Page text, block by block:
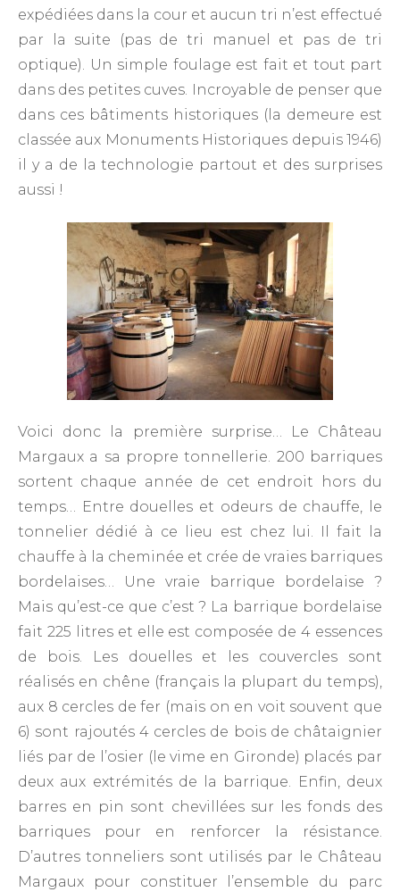
expédiées dans la cour et aucun tri n’est effectué
par la suite (pas de tri manuel et pas de tri
optique). Un simple foulage est fait et tout part
dans des petites cuves. Incroyable de penser que
dans ces bâtiments historiques (la demeure est
classée aux Monuments Historiques depuis 1946)
il y a de la technologie partout et des surprises
aussi !
Voici donc la première surprise… Le Château
Margaux a sa propre tonnellerie. 200 barriques
sortent chaque année de cet endroit hors du
temps… Entre douelles et odeurs de chauffe, le
tonnelier dédié à ce lieu est chez lui. Il fait la
chauffe à la cheminée et crée de vraies barriques
bordelaises… Une vraie barrique bordelaise ?
Mais qu’est-ce que c’est ? La barrique bordelaise
fait 225 litres et elle est composée de 4 essences
de bois. Les douelles et les couvercles sont
réalisés en chêne (français la plupart du temps),
aux 8 cercles de fer (mais on en voit souvent que
6) sont rajoutés 4 cercles de bois de châtaignier
liés par de l’osier (le vime en Gironde) placés par
deux aux extrémités de la barrique. Enfin, deux
barres en pin sont chevillées sur les fonds des
barriques pour en renforcer la résistance.
D’autres tonneliers sont utilisés par le Château
Margaux pour constituer l’ensemble du parc